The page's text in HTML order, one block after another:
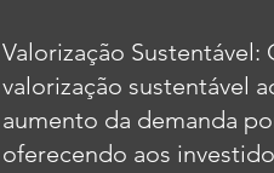
Valorização
valorização sustentável
aumento da demanda
oferecendo aos